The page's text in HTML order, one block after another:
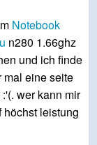
Notebook
n280 1.66ghz
und ich finde
mal eine seite
wer kann mir
höchst leistung